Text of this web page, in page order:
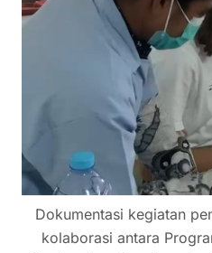
Dokumentasi kegiatan
kolaborasi antara